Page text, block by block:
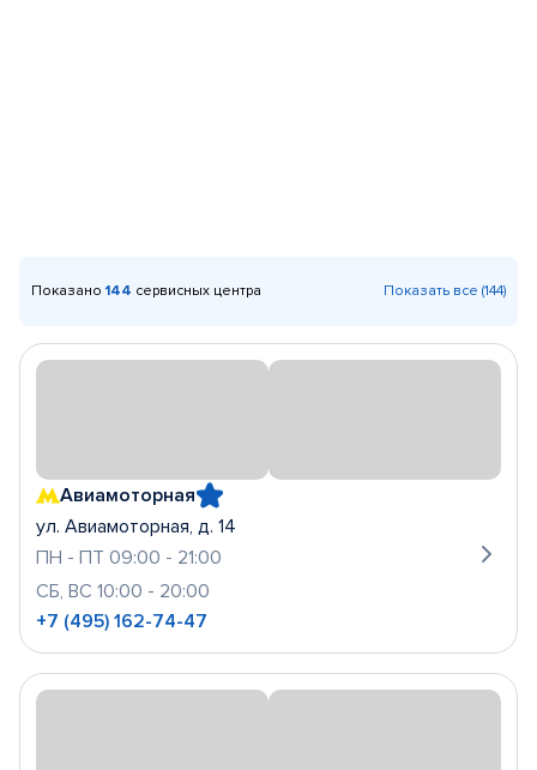
Показано 144 сервисных центра Показать все (144)
Авиамоторная
ул. Авиамоторная, д. 14
ПН - ПТ 09:00 - 21:00
СБ, ВС 10:00 - 20:00
+7 (495) 162-74-47